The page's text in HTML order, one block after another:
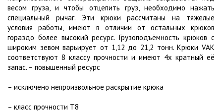
весом груза, и чтобы отцепить груз, необходимо нажать
специальный рычаг. Эти крюки рассчитаны на тяжелые
условия работы, имеют в отличии от остальных крюков
гораздо более высокий ресурс. Грузоподъёмность крюков с
широким зевом варьирует от 1,12 до 21,2 тонн. Крюки VAK
соответствуют 8 классу прочности и имеют 4х кратный её
запас. – повышенный ресурс
– исключено непроизвольное раскрытие крюка
– класс прочности Т8